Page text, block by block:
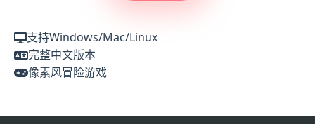
支持Windows/Mac/Linux
完整中文版本
像素风冒险游戏